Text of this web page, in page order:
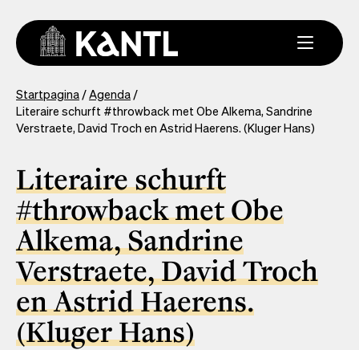
naar
inhoud
gaan
You
are
here
Startpagina Agenda
Literaire schurft #throwback met Obe Alkema, Sandrine
Verstraete, David Troch en Astrid Haerens. (Kluger Hans)
Literaire schurft
#throwback met Obe
Alkema, Sandrine
Verstraete, David Troch
en Astrid Haerens.
(Kluger Hans)